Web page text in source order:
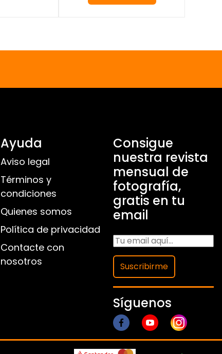
Ayuda
Aviso legal
Términos y
condiciones
Quienes somos
Política de privacidad
Contacte con
nosotros
Consigue
nuestra revista
mensual de
fotografía,
gratis en tu
email
Suscribirme
Síguenos